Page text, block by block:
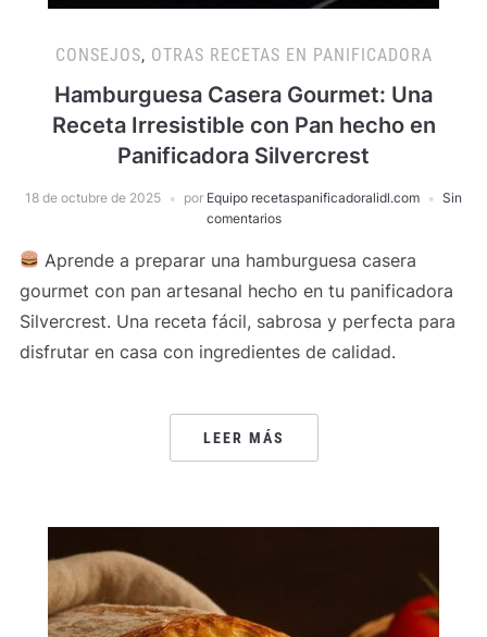
CONSEJOS, OTRAS RECETAS EN PANIFICADORA
Hamburguesa Casera Gourmet: Una
Receta Irresistible con Pan hecho en
Panificadora Silvercrest
18 de octubre de 2025 por Equipo recetaspanificadoralidl.com
Sin
comentarios
Aprende a preparar una hamburguesa casera
gourmet con pan artesanal hecho en tu panificadora
Silvercrest. Una receta fácil, sabrosa y perfecta para
disfrutar en casa con ingredientes de calidad.
LEER MÁS